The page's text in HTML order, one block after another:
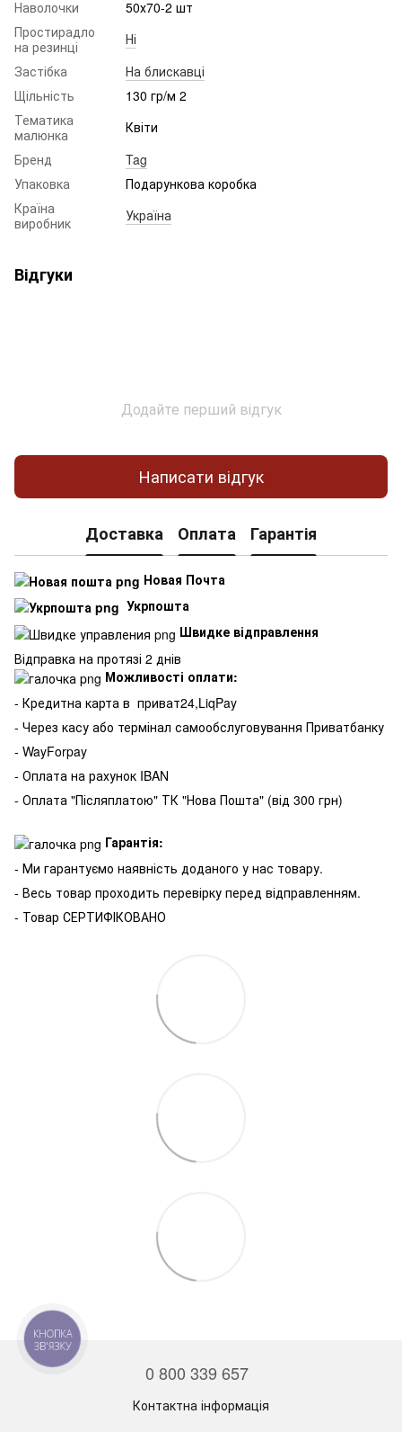
Наволочки
50х70-2 шт
Простирадло
на резинці
Ні
Застібка
На блискавці
Щільність
130 гр/м 2
Тематика
малюнка
Квіти
Бренд
Tag
Упаковка
Подарункова коробка
Країна
виробник
Україна
Відгуки
Додайте перший відгук
Написати відгук
Доставка Оплата Гарантія
Новая Почта
Укрпошта
Швидке відправлення
Відправка на протязі 2 днів
Можливості оплати:
- Кредитна карта в приват24,LiqPay
- Через касу або термінал самообслуговування Приватбанку
- WayForpay
- Оплата на рахунок IBAN
- Оплата "Післяплатою" ТК "Нова Пошта" (від 300 грн)
Гарантія:
- Ми гарантуємо наявність доданого у нас товару.
- Весь товар проходить перевірку перед відправленням.
- Товар СЕРТИФІКОВАНО
0 800 339 657
Контактна інформація
КНОПКА
ЗВ'ЯЗКУ